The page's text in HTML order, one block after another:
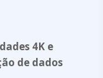
4K e
de dados